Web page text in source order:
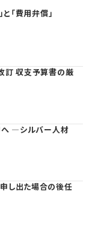
「費用弁償」
訂 収支予算書の厳
へ ―シルバー人材
し出た場合の後任